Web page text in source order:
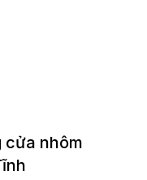
cửa nhôm